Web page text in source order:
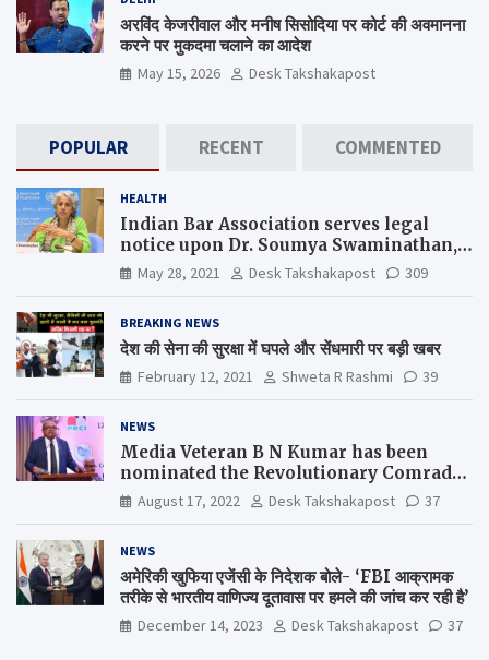
अरविंद केजरीवाल और मनीष सिसोदिया पर कोर्ट की अवमानना
करने पर मुकदमा चलाने का आदेश
May 15, 2026 Desk Takshakapost
POPULAR RECENT COMMENTED
HEALTH
Indian Bar Association serves legal
notice upon Dr. Soumya Swaminathan,
the Chief Scientist, WHO
May 28, 2021 Desk Takshakapost 309
BREAKING NEWS
देश की सेना की सुरक्षा में घपले और सेंधमारी पर बड़ी खबर
February 12, 2021 Shweta R Rashmi 39
NEWS
Media Veteran B N Kumar has been
nominated the Revolutionary Comrade
Shiv Varma Media Award 2022-23
August 17, 2022 Desk Takshakapost 37
NEWS
अमेरिकी खुफिया एजेंसी के निदेशक बोले- ‘FBI आक्रामक
तरीके से भारतीय वाणिज्य दूतावास पर हमले की जांच कर रही है’
December 14, 2023 Desk Takshakapost 37